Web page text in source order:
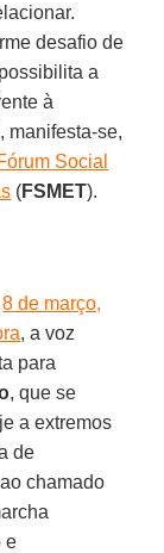
desafio de
a
à
manifesta-se,
Social
(FSMET).
8 de março,
, a voz
para
, que se
a extremos
de
chamado
e